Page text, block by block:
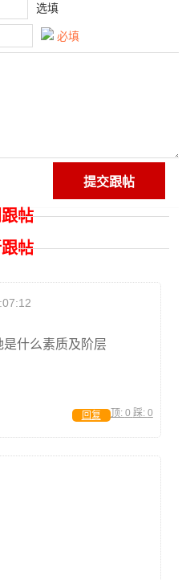
选填
必填
帖
帖
什么素质及阶层
顶: 0 踩: 0
回复